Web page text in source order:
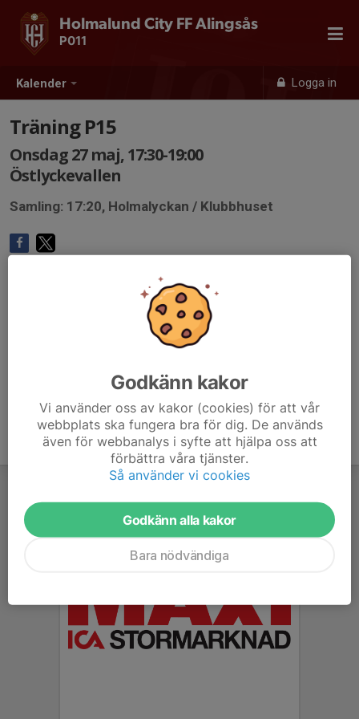
Kalender Logga in
Holmalund City FF Alingsås
P011
Träning P15
Onsdag 27 maj, 17:30-19:00
Östlyckevallen
Samling: 17:20, Holmalyckan / Klubbhuset
Godkänn kakor
Vi använder oss av kakor (cookies) för att vår
webbplats ska fungera bra för dig. De används
även för webbanalys i syfte att hjälpa oss att
förbättra våra tjänster.
Så använder vi cookies
Godkänn alla kakor
Bara nödvändiga